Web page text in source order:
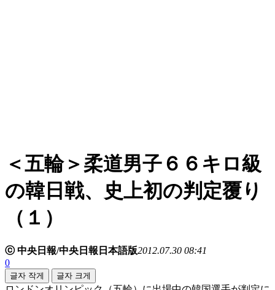
＜五輪＞柔道男子６６キロ級
の韓日戦、史上初の判定覆り
（１）
ⓒ 中央日報/中央日報日本語版2012.07.30 08:41
0
글자 작게 글자 크게